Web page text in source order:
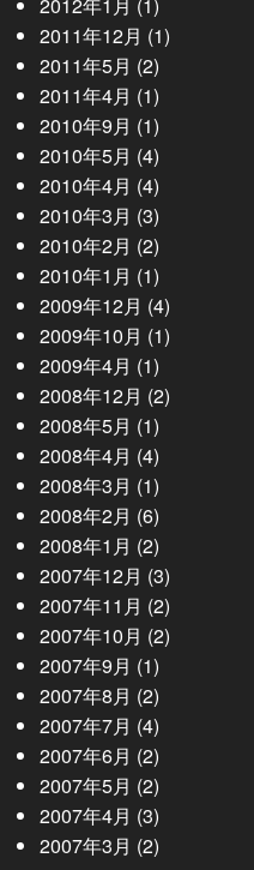
2011年12月 (1)
2011年5月 (2)
2011年4月 (1)
2010年9月 (1)
2010年5月 (4)
2010年4月 (4)
2010年3月 (3)
2010年2月 (2)
2010年1月 (1)
2009年12月 (4)
2009年10月 (1)
2009年4月 (1)
2008年12月 (2)
2008年5月 (1)
2008年4月 (4)
2008年3月 (1)
2008年2月 (6)
2008年1月 (2)
2007年12月 (3)
2007年11月 (2)
2007年10月 (2)
2007年9月 (1)
2007年8月 (2)
2007年7月 (4)
2007年6月 (2)
2007年5月 (2)
2007年4月 (3)
2007年3月 (2)